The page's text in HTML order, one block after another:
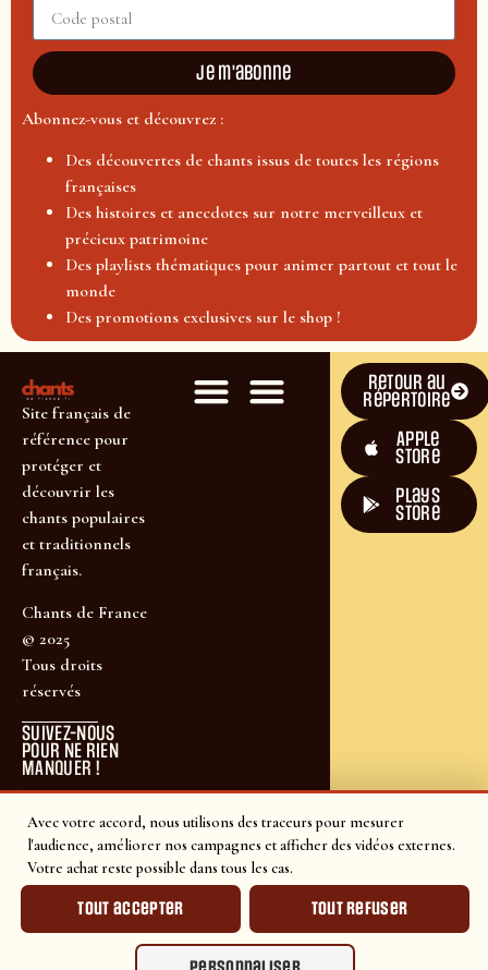
Avec votre accord, nous utilisons des traceurs pour mesurer
l'audience, améliorer nos campagnes et afficher des vidéos externes.
Votre achat reste possible dans tous les cas.
Tout accepter Tout refuser
Je m'abonne
Abonnez-vous et découvrez :
Des découvertes de chants issus de toutes les régions
françaises
Des histoires et anecdotes sur notre merveilleux et
précieux patrimoine
Des playlists thématiques pour animer partout et tout le
monde
Des promotions exclusives sur le shop !
Site français de
référence pour
protéger et
découvrir les
chants populaires
et traditionnels
français.
Chants de France
© 2025
Tous droits
réservés
SUIVEZ-NOUS
POUR NE RIEN
MANQUER !
Retour au
répertoire
Apple
Store
plays
store